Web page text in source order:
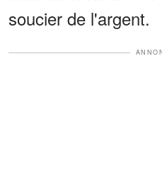
soucier de l'argent.